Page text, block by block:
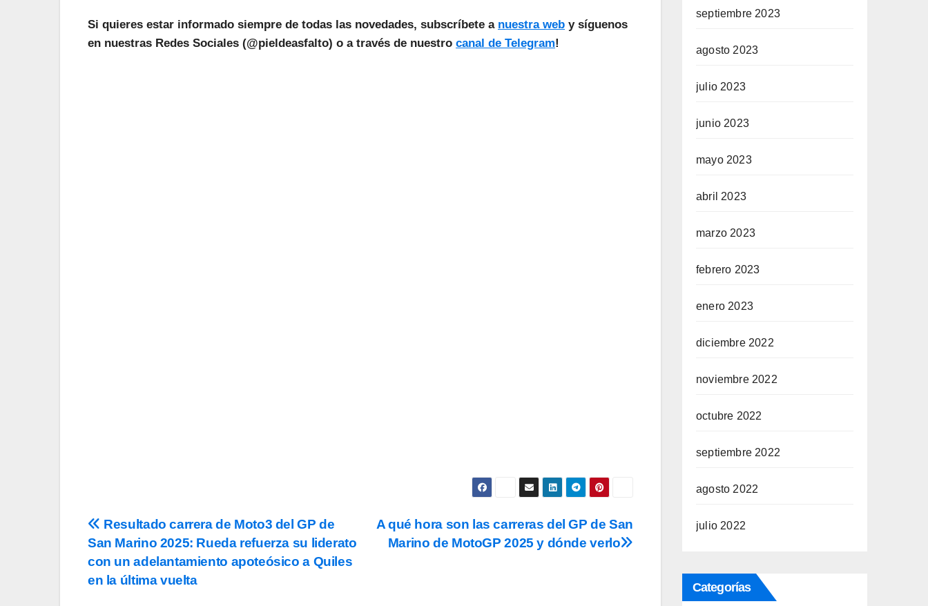
Si quieres estar informado siempre de todas las novedades, subscríbete a nuestra web y síguenos
en nuestras Redes Sociales (@pieldeasfalto) o a través de nuestro canal de Telegram!
Navegación
de
entradas
A qué hora son las carreras del GP de San
Marino de MotoGP 2025 y dónde verlo
Resultado carrera de Moto3 del GP de
San Marino 2025: Rueda refuerza su liderato
con un adelantamiento apoteósico a Quiles
en la última vuelta
septiembre 2023
agosto 2023
julio 2023
junio 2023
mayo 2023
abril 2023
marzo 2023
febrero 2023
enero 2023
diciembre 2022
noviembre 2022
octubre 2022
septiembre 2022
agosto 2022
julio 2022
Categorías